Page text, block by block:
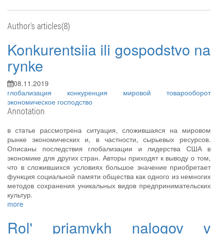
Author's articles(8)
Konkurentsiia ili gospodstvo na
rynke
08.11.2019
глобализация конкуренция мировой товарооборот
экономическое господство
Annotation
в статье рассмотрена ситуация, сложившаяся на мировом
рынке экономических и, в частности, сырьевых ресурсов.
Описаны последствия глобализации и лидерства США в
экономике для других стран. Авторы приходят к выводу о том,
что в сложившихся условиях большое значение приобретает
функция социальной памяти общества как одного из немногих
методов сохранения уникальных видов предпринимательских
культур.
more
Rol' priamykh nalogov v